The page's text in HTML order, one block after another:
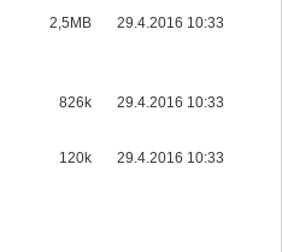
2,5MB 29.4.2016 10:33
826k 29.4.2016 10:33
120k 29.4.2016 10:33